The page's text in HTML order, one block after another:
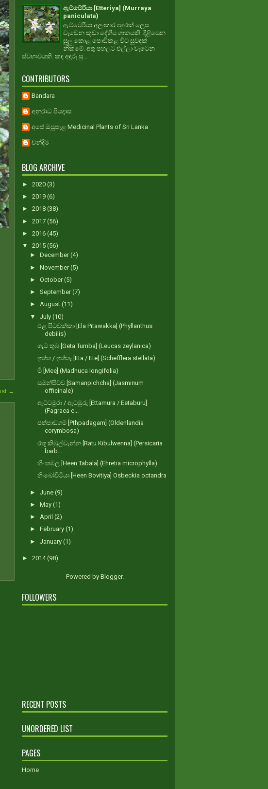
→
ඇට්ටේරියා [Etteriya] (Murraya
paniculata)
ඇට්ටෙරියා අලංකාර පඳුරක් ලෙස
වැඩෙන කුඩා දේශීය ශාකයකි. දිළිසෙන
සුලු කොළ පොඩිකළ විට සුවඳක්
නික්මේ. අතු පහලට එල්ලා වැටෙන
ස්වභාවයකි. කඳ අඳුරු සු...
CONTRIBUTORS
Bandara
අනුරාධ පියදාස
අපේ ඔසුපැළ Medicinal Plants of Sri Lanka
චන්දිම
BLOG ARCHIVE
► 2020 (3)
► 2019 (6)
► 2018 (38)
► 2017 (56)
► 2016 (45)
▼ 2015 (56)
► December(4)
► November(5)
► October(5)
► September(7)
► August (11)
▼ July (10)
එළ පිටවක්කා [Ela Pitawakka] (Phyllanthus
debilis)
ගැට තුඹ [Geta Tumba] (Leucas zeylanica)
ඉත්ත / ඉත්තෑ [Itta / Itte] (Schefflera stellata)
මී [Mee] (Madhuca longifolia)
සමන්පිච්ච [Samanpichcha] (Jasminum
officinale)
ඇට්ටමුරා / ඇටඹුරු [Ettamura / Eetaburu]
(Fagraea c...
පත්පාඩගම් [Pthpadagam] (Oldenlandia
corymbosa)
රතු කිඹුල්වැන්න [Ratu Kibulwenna] (Persicaria
barb...
හීං තඹල [Heen Tabala] (Ehretia microphylla)
හීංබෝවිටියා [Heen Bovitiya] Osbeckia octandra
► June (9)
► May (1)
► April (2)
► February (1)
► January (1)
► 2014(98)
Powered by Blogger.
FOLLOWERS
RECENT POSTS
UNORDERED LIST
PAGES
Home